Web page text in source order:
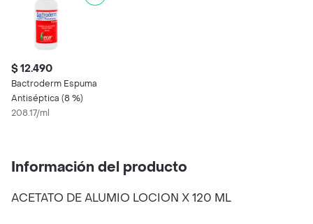
$ 12.490
Bactroderm Espuma
Antiséptica (8 %)
208.17/ml
Información del producto
ACETATO DE ALUMIO LOCION X 120 ML